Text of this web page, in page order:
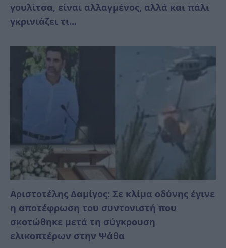
γουλίτσα, είναι αλλαγμένος, αλλά και πάλι
γκρινιάζει τι...
Αριστοτέλης Δαμίγος: Σε κλίμα οδύνης έγινε
η αποτέφρωση του συντονιστή που
σκοτώθηκε μετά τη σύγκρουση
ελικοπτέρων στην Ψάθα